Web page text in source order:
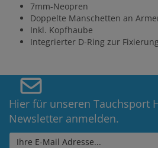
7mm-Neopren
Doppelte Manschetten an
Inkl. Kopfhaube
Integrierter D-Ring zur
Hier für unseren Tauchsport
Newsletter anmelden.
Ihre E-Mail Adresse...